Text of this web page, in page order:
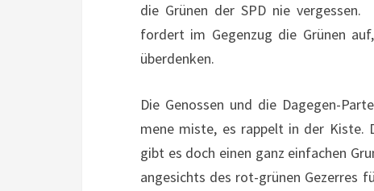
die Grünen der SPD nie
fordert im Gegenzug die Grünen
überdenken.
Die Genossen und die Dagegen-
mene miste, es rappelt in der Kiste.
gibt es doch einen ganz einfachen
angesichts des rot-grünen Gezerres